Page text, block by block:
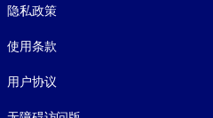
隐私政策
使用条款
用户协议